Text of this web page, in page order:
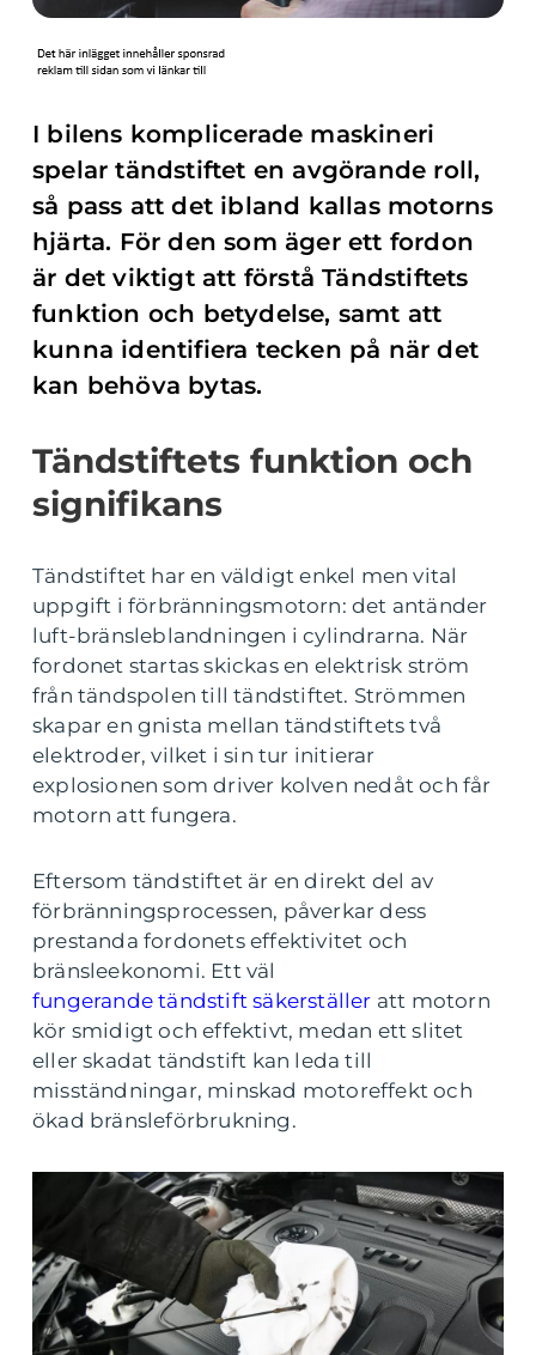
I bilens komplicerade maskineri
spelar tändstiftet en avgörande roll,
så pass att det ibland kallas motorns
hjärta. För den som äger ett fordon
är det viktigt att förstå Tändstiftets
funktion och betydelse, samt att
kunna identifiera tecken på när det
kan behöva bytas.
Tändstiftets funktion och
signifikans
Tändstiftet har en väldigt enkel men vital
uppgift i förbränningsmotorn: det antänder
luft-bränsleblandningen i cylindrarna. När
fordonet startas skickas en elektrisk ström
från tändspolen till tändstiftet. Strömmen
skapar en gnista mellan tändstiftets två
elektroder, vilket i sin tur initierar
explosionen som driver kolven nedåt och får
motorn att fungera.
Eftersom tändstiftet är en direkt del av
förbränningsprocessen, påverkar dess
prestanda fordonets effektivitet och
bränsleekonomi. Ett väl
fungerande tändstift säkerställer att motorn
kör smidigt och effektivt, medan ett slitet
eller skadat tändstift kan leda till
misständningar, minskad motoreffekt och
ökad bränsleförbrukning.